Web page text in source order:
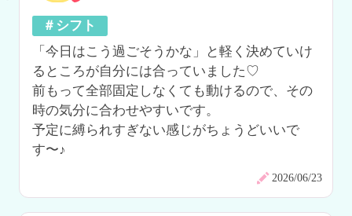
＃シフト
「今日はこう過ごそうかな」と軽く決めていけ
るところが自分には合っていました♡
前もって全部固定しなくても動けるので、その
時の気分に合わせやすいです。
予定に縛られすぎない感じがちょうどいいで
す〜♪
2026/06/23